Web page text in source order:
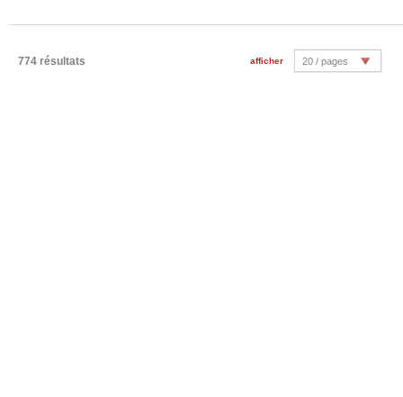
774 résultats afficher 20 / pages